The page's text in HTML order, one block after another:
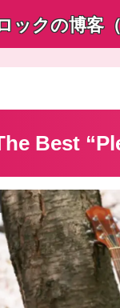
ックの博客
The Best